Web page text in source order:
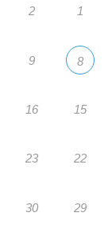
1
2
8
9
15
16
22
23
29
30